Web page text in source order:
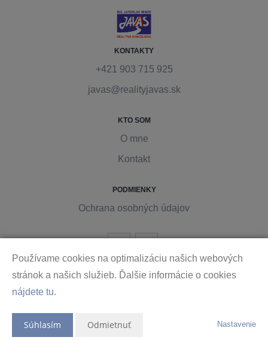
KONTAKTY
+421 903 715 925
javas@realityjavas.sk
KTO SOM
O mne
Kontakt
PODMIENKY
Ochrana osobných údajov
Používame cookies na optimalizáciu našich webových
stránok a našich služieb. Ďalšie informácie o cookies
nájdete tu.
Súhlasím Odmietnuť Nastavenie